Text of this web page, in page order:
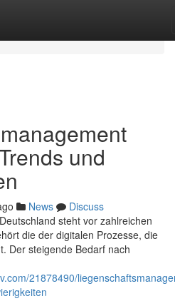
und
News
Discuss
steht vor zahlreichen
die der digitalen Prozesse, die
Der steigende Bedarf nach
21878490/